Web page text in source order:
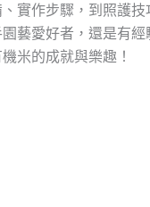
實作步驟，到照護
藝愛好者，還是有
米的成就與樂趣！